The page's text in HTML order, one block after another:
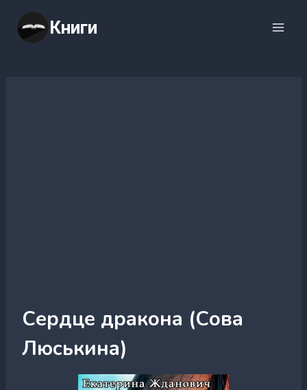
содержимому
Книги
Сердце дракона (Сова
Люськина)